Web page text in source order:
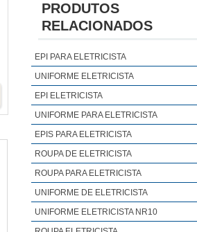
PRODUTOS
RELACIONADOS
EPI PARA ELETRICISTA
UNIFORME ELETRICISTA
EPI ELETRICISTA
UNIFORME PARA ELETRICISTA
EPIS PARA ELETRICISTA
ROUPA DE ELETRICISTA
ROUPA PARA ELETRICISTA
UNIFORME DE ELETRICISTA
UNIFORME ELETRICISTA NR10